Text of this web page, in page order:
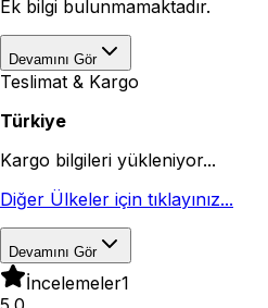
Ek bilgi bulunmamaktadır.
Devamını Gör
Teslimat & Kargo
Türkiye
Kargo bilgileri yükleniyor...
Diğer Ülkeler için tıklayınız...
Devamını Gör
İncelemeler1